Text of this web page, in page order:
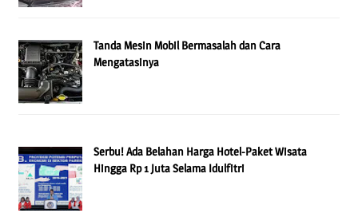
Tanda Mesin Mobil Bermasalah dan Cara
Mengatasinya
Serbu! Ada Belahan Harga Hotel-Paket Wisata
Hingga Rp 1 Juta Selama Idulfitri